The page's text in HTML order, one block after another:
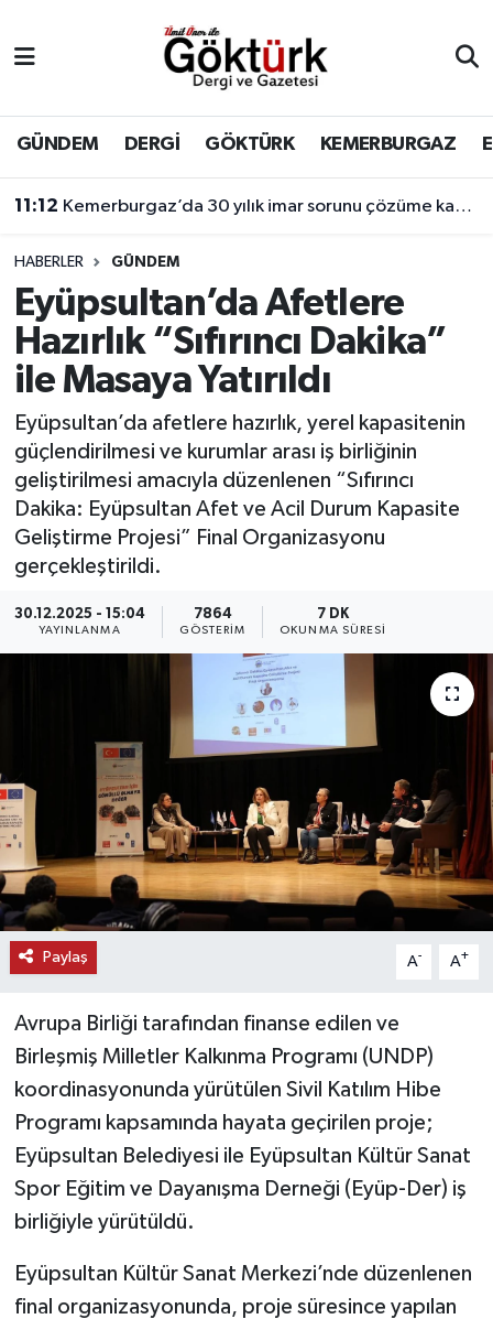
GÜNDEM DERGİ GÖKTÜRK KEMERBURGAZ
11:05 Eyüpsultan’ın sporcu gençleri başarıdan başarıya koşuyor.
HABERLER GÜNDEM
Eyüpsultan’da Afetlere
Hazırlık “Sıfırıncı Dakika”
ile Masaya Yatırıldı
Eyüpsultan’da afetlere hazırlık, yerel kapasitenin
güçlendirilmesi ve kurumlar arası iş birliğinin
geliştirilmesi amacıyla düzenlenen “Sıfırıncı
Dakika: Eyüpsultan Afet ve Acil Durum Kapasite
Geliştirme Projesi” Final Organizasyonu
gerçekleştirildi.
30.12.2025 - 15:04
YAYINLANMA
7864
GÖSTERIM
7 DK
OKUNMA SÜRESI
Paylaş A- A+
Avrupa Birliği tarafından finanse edilen ve
Birleşmiş Milletler Kalkınma Programı (UNDP)
koordinasyonunda yürütülen Sivil Katılım Hibe
Programı kapsamında hayata geçirilen proje;
Eyüpsultan Belediyesi ile Eyüpsultan Kültür Sanat
Spor Eğitim ve Dayanışma Derneği (Eyüp-Der) iş
birliğiyle yürütüldü.
Eyüpsultan Kültür Sanat Merkezi’nde düzenlenen
final organizasyonunda, proje süresince yapılan
BİLİM
DERGİ
DÜNYA
EĞİTİM
EKONOMİ
GÖKTÜRK
GÜNDEM
KEMERBURGAZ
SAĞLIK
SPOR
TEKNOLOJİ
TİCARET
Eyüpsultan Hava Durumu
Eyüpsultan Trafik Yoğunluk Haritası
Süper Lig Puan Durumu ve Fikstür
Tüm Manşetler
Son Dakika Haberleri
Haber Arşivi